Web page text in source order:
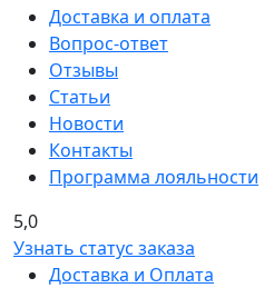
Доставка и оплата
Вопрос-ответ
Отзывы
Статьи
Новости
Контакты
Программа лояльности
5,0
Узнать статус заказа
Доставка и Оплата